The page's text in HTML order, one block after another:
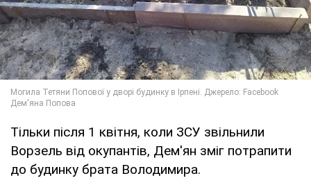
Тільки після 1 квітня, коли ЗСУ звільнили
Ворзель від окупантів, Дем'ян зміг потрапити
до будинку брата Володимира.